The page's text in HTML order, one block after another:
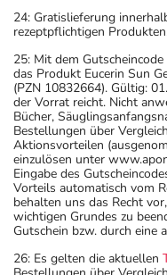
24: Gratislieferung
rezeptpflichtigen
25: Mit dem
das Produkt Eucerin Sun
(PZN 10832664). Gültig:
der Vorrat reicht. Nicht
Bücher,
Bestellungen über
Aktionsvorteilen
einzulösen unter
Eingabe des
Vorteils automatisch vom
behalten uns das Recht
wichtigen Grundes zu
Gutschein bzw. durch eine
26: Es gelten die aktuellen